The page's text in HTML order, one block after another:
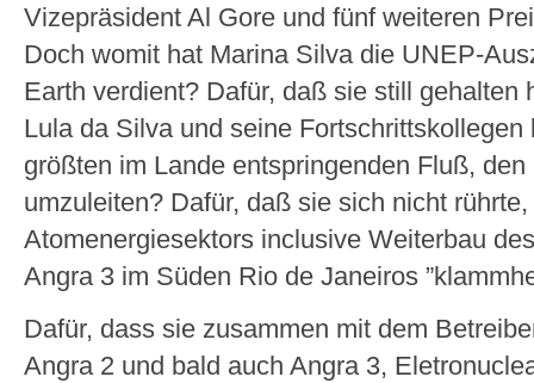
Vizepräsident Al Gore und fünf weiteren
Doch womit hat Marina Silva die UNEP-
Earth verdient? Dafür, daß sie still
Lula da Silva und seine
größten im Lande entspringenden Fluß,
umzuleiten? Dafür, daß sie sich nicht
Atomenergiesektors inclusive Weiterbau
Angra 3 im Süden Rio de Janeiros
Dafür, dass sie zusammen mit dem
Angra 2 und bald auch Angra 3,